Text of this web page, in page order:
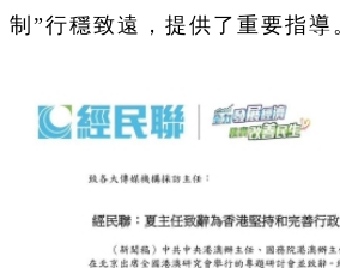
制”行穩致遠，提供了重要指導